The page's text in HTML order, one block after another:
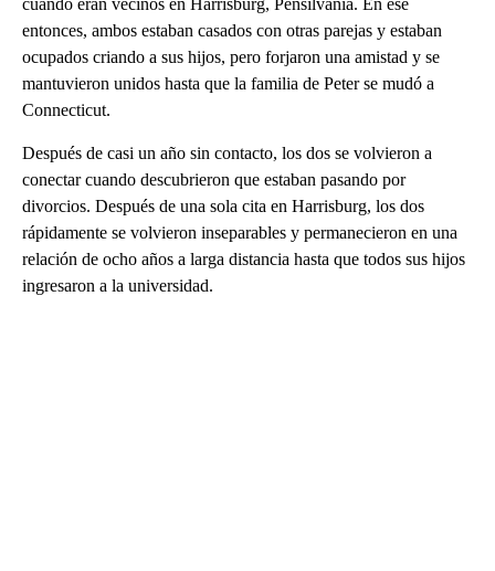
entonces, ambos estaban casados ​​con otras parejas y estaban
ocupados criando a sus hijos, pero forjaron una amistad y se
mantuvieron unidos hasta que la familia de Peter se mudó a
Connecticut.
Después de casi un año sin contacto, los dos se volvieron a
conectar cuando descubrieron que estaban pasando por
divorcios. Después de una sola cita en Harrisburg, los dos
rápidamente se volvieron inseparables y permanecieron en una
relación de ocho años a larga distancia hasta que todos sus hijos
ingresaron a la universidad.